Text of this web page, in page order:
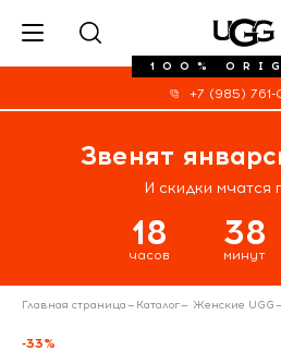
100%
+7 (985)
Звенят
И скидки мчатся
18
часов
38
минут
Главная страница— Каталог— Женские UGG—
-33%